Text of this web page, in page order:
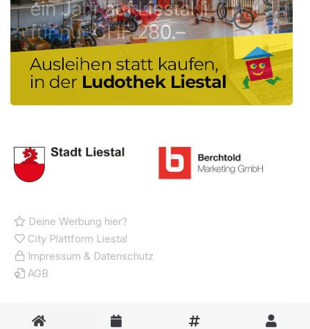
Deine Werbung hier?
City Plattform Liestal
Impressum & Datenschutz
AGB